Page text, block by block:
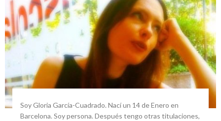
Soy Gloria García-Cuadrado. Nací un 14 de Enero en
Barcelona. Soy persona. Después tengo otras titulaciones,